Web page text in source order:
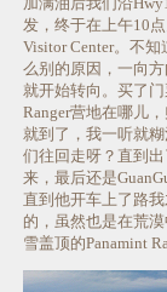
发，终于在上午10
Visitor Center。不
么别的原因，一向
就开始转向。买了
Ranger营地在哪儿
就到了，我一听就
们往回走呀？直到
来，最后还是
直到他开车上了路
的，虽然也是在荒
雪盖顶的Panamint